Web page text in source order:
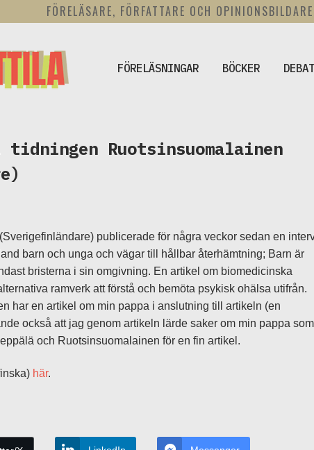
FÖRELÄSARE, FÖRFATTARE OCH
FÖRELÄSNINGAR BÖCKER
Ruotsinsuomalainen
publicerade för några veckor sedan en
barn och unga och vägar till hållbar återhämtning; Barn är
bristerna i sin omgivning. En artikel om biomedicinska
ramverk att förstå och bemöta psykisk ohälsa utifrån.
har en artikel om min pappa i anslutning till artikeln (en
också att jag genom artikeln lärde saker om min pappa som
och Ruotsinsuomalainen för en fin artikel.
här.